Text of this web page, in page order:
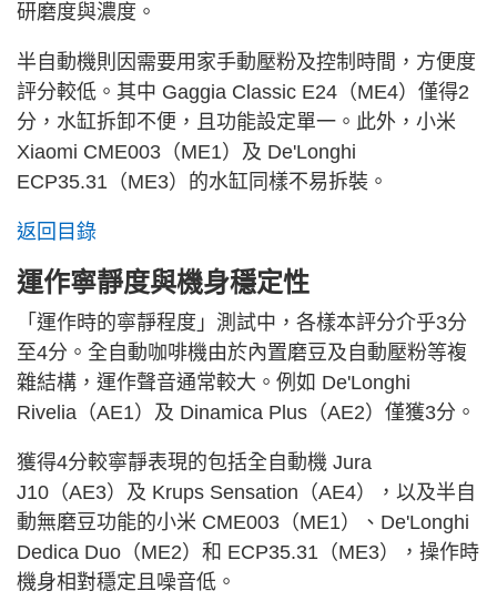
研磨度與濃度。
半自動機則因需要用家手動壓粉及控制時間，方便度
評分較低。其中 Gaggia Classic E24（ME4）僅得2
分，水缸拆卸不便，且功能設定單一。此外，小米
Xiaomi CME003（ME1）及 De'Longhi
ECP35.31（ME3）的水缸同樣不易拆裝。
返回目錄
運作寧靜度與機身穩定性
「運作時的寧靜程度」測試中，各樣本評分介乎3分
至4分。全自動咖啡機由於內置磨豆及自動壓粉等複
雜結構，運作聲音通常較大。例如 De'Longhi
Rivelia（AE1）及 Dinamica Plus（AE2）僅獲3分。
獲得4分較寧靜表現的包括全自動機 Jura
J10（AE3）及 Krups Sensation（AE4），以及半自
動無磨豆功能的小米 CME003（ME1）、De'Longhi
Dedica Duo（ME2）和 ECP35.31（ME3），操作時
機身相對穩定且噪音低。